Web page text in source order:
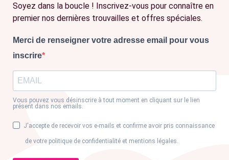
Soyez dans la boucle ! Inscrivez-vous pour connaître en
premier nos dernières trouvailles et offres spéciales.
Merci de renseigner votre adresse email pour vous
inscrire
Vous pouvez vous désinscrire à tout moment en cliquant sur le lien
présent dans nos emails.
J'accepte de recevoir vos e-mails et confirme avoir pris connaissance
de votre politique de confidentialité et mentions légales.